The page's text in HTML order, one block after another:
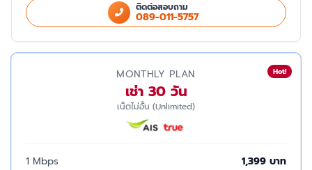
ติดต่อสอบถาม
089-011-5757
Hot!
MONTHLY PLAN
เช่า 30 วัน
เน็ตไม่อั้น (Unlimited)
1 Mbps
1,399 บาท